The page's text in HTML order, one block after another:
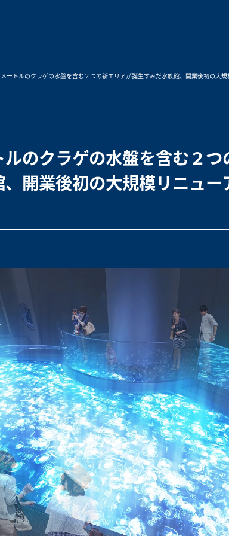
ートルのクラゲの水盤を含む２つの新エリアが誕生すみだ水族館、開業後初の大
のクラゲの水盤を含む２
開業後初の大規模リニュー